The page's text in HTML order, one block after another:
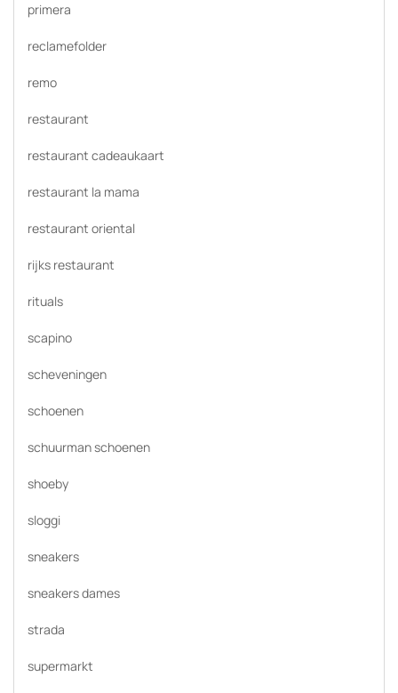
primera
reclamefolder
remo
restaurant
restaurant cadeaukaart
restaurant la mama
restaurant oriental
rijks restaurant
rituals
scapino
scheveningen
schoenen
schuurman schoenen
shoeby
sloggi
sneakers
sneakers dames
strada
supermarkt